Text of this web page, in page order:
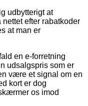
udbytterigt at
efter rabatkoder
at man er
en e-forretning
udsalgspris som er
være et signal om en
kort er dog
os imod